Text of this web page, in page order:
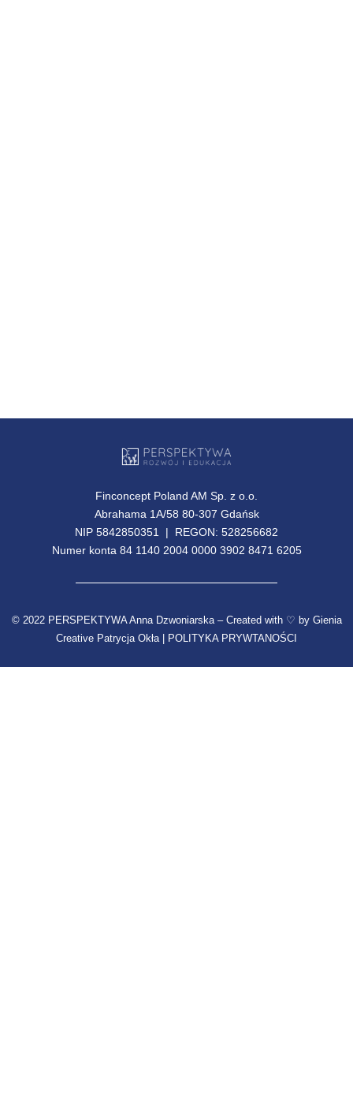
Finconcept Poland AM Sp. z o.o.
Abrahama 1A/58 80-307 Gdańsk
NIP 5842850351 | REGON: 528256682
Numer konta 84 1140 2004 0000 3902 8471 6205
© 2022 PERSPEKTYWA Anna Dzwoniarska – Created with ♡ by Gienia
Creative Patrycja Okła |
POLITYKA PRYWTANOŚCI